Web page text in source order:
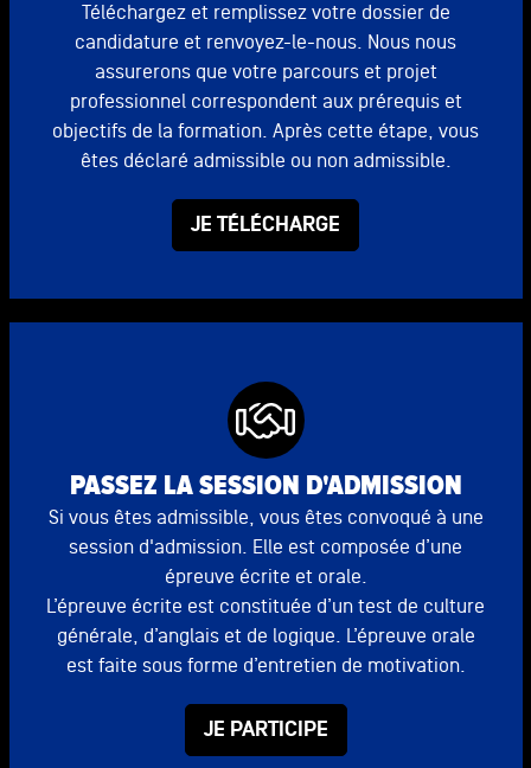
Téléchargez et remplissez votre dossier de
candidature et renvoyez-le-nous. Nous nous
assurerons que votre parcours et projet
professionnel correspondent aux prérequis et
objectifs de la formation. Après cette étape, vous
êtes déclaré admissible ou non admissible.
JE TÉLÉCHARGE
PASSEZ LA SESSION D'ADMISSION
Si vous êtes admissible, vous êtes convoqué à une
session d'admission. Elle est composée d’une
épreuve écrite et orale.
L’épreuve écrite est constituée d’un test de culture
générale, d’anglais et de logique. L’épreuve orale
est faite sous forme d’entretien de motivation.
JE PARTICIPE